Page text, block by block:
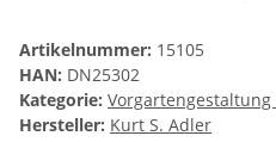
Artikelnummer: 15105
HAN: DN25302
Kategorie:
Hersteller: Kurt S. Adler